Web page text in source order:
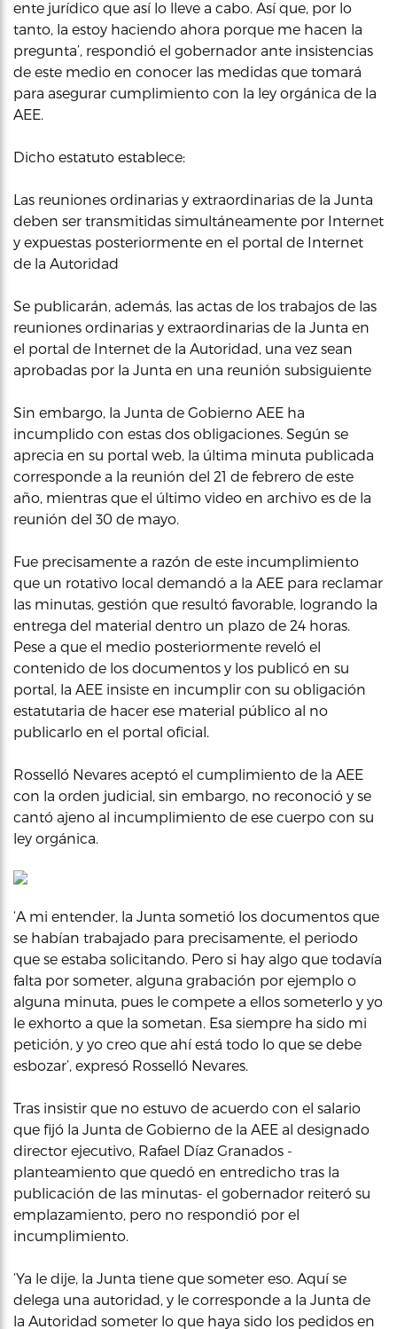
ente jurídico que así lo lleve a cabo. Así que, por lo
tanto, la estoy haciendo ahora porque me hacen la
pregunta’, respondió el gobernador ante insistencias
de este medio en conocer las medidas que tomará
para asegurar cumplimiento con la ley orgánica de la
AEE.
Dicho estatuto establece:
Las reuniones ordinarias y extraordinarias de la Junta
deben ser transmitidas simultáneamente por Internet
y expuestas posteriormente en el portal de Internet
de la Autoridad
Se publicarán, además, las actas de los trabajos de las
reuniones ordinarias y extraordinarias de la Junta en
el portal de Internet de la Autoridad, una vez sean
aprobadas por la Junta en una reunión subsiguiente
Sin embargo, la Junta de Gobierno AEE ha
incumplido con estas dos obligaciones. Según se
aprecia en su portal web, la última minuta publicada
corresponde a la reunión del 21 de febrero de este
año, mientras que el último video en archivo es de la
reunión del 30 de mayo.
Fue precisamente a razón de este incumplimiento
que un rotativo local demandó a la AEE para reclamar
las minutas, gestión que resultó favorable, logrando la
entrega del material dentro un plazo de 24 horas.
Pese a que el medio posteriormente reveló el
contenido de los documentos y los publicó en su
portal, la AEE insiste en incumplir con su obligación
estatutaria de hacer ese material público al no
publicarlo en el portal oficial.
Rosselló Nevares aceptó el cumplimiento de la AEE
con la orden judicial, sin embargo, no reconoció y se
cantó ajeno al incumplimiento de ese cuerpo con su
ley orgánica.
‘A mi entender, la Junta sometió los documentos que
se habían trabajado para precisamente, el periodo
que se estaba solicitando. Pero si hay algo que todavía
falta por someter, alguna grabación por ejemplo o
alguna minuta, pues le compete a ellos someterlo y yo
le exhorto a que la sometan. Esa siempre ha sido mi
petición, y yo creo que ahí está todo lo que se debe
esbozar’, expresó Rosselló Nevares.
Tras insistir que no estuvo de acuerdo con el salario
que fijó la Junta de Gobierno de la AEE al designado
director ejecutivo, Rafael Díaz Granados -
planteamiento que quedó en entredicho tras la
publicación de las minutas- el gobernador reiteró su
emplazamiento, pero no respondió por el
incumplimiento.
‘Ya le dije, la Junta tiene que someter eso. Aquí se
delega una autoridad, y le corresponde a la Junta de
la Autoridad someter lo que haya sido los pedidos en